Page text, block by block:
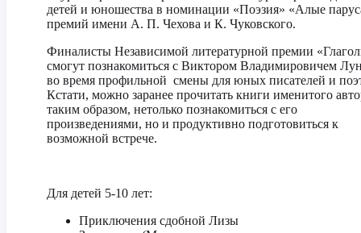
детей и юношества в номинации «Поэзия» «Алые
премий имени А. П. Чехова и К. Чуковского.
Финалисты Независимой литературной премии
смогут познакомиться с Виктором Владимировичем
во время профильной смены для юных писателей и
Кстати, можно заранее прочитать книги именитого
таким образом, нетолько познакомиться с его
произведениями, но и продуктивно подготовиться к
возможной встрече.
Для детей 5-10 лет:
Приключения сдобной Лизы